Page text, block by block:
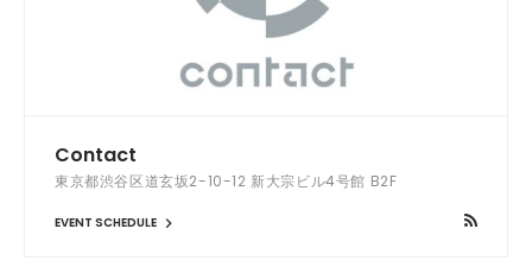
Contact
東京都渋谷区道玄坂2-10-12 新大宗ビル4号館 B2F
EVENT SCHEDULE